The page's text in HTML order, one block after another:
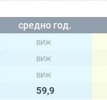
средно год.
59,9